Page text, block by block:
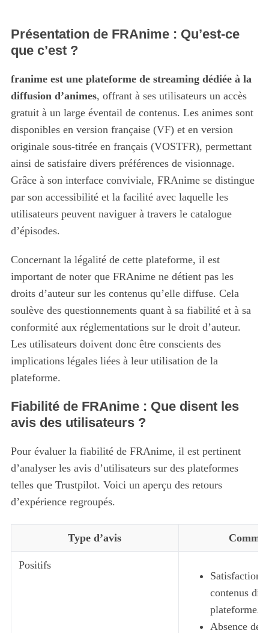
Présentation de FRAnime : Qu’est-ce
que c’est ?
franime est une plateforme de streaming dédiée à la
diffusion d’animes, offrant à ses utilisateurs un accès
gratuit à un large éventail de contenus. Les animes sont
disponibles en version française (VF) et en version
originale sous-titrée en français (VOSTFR), permettant
ainsi de satisfaire divers préférences de visionnage.
Grâce à son interface conviviale, FRAnime se distingue
par son accessibilité et la facilité avec laquelle les
utilisateurs peuvent naviguer à travers le catalogue
d’épisodes.
Concernant la légalité de cette plateforme, il est
important de noter que FRAnime ne détient pas les
droits d’auteur sur les contenus qu’elle diffuse. Cela
soulève des questionnements quant à sa fiabilité et à sa
conformité aux réglementations sur le droit d’auteur.
Les utilisateurs doivent donc être conscients des
implications légales liées à leur utilisation de la
plateforme.
Fiabilité de FRAnime : Que disent les
avis des utilisateurs ?
Pour évaluer la fiabilité de FRAnime, il est pertinent
d’analyser les avis d’utilisateurs sur des plateformes
telles que Trustpilot. Voici un aperçu des retours
d’expérience regroupés.
Type d’avis
Positifs
Satisfaction
contenus
plateforme.
Absence de